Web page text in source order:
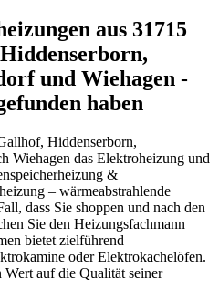
aus 31715
und Wiehagen -
haben
Hiddenserborn,
Wiehagen das Elektroheizung und
&
– wärmeabstrahlende
dass Sie shoppen und nach den
Sie den Heizungsfachmann
bietet zielführend
oder Elektrokachelöfen.
auf die Qualität seiner